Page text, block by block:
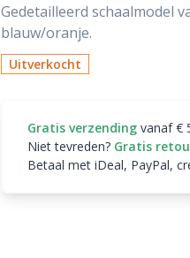
Gedetailleerd schaalmodel
blauw/oranje.
Uitverkocht
Gratis verzending vanaf €
Niet tevreden? Gratis
Betaal met iDeal, PayPal,